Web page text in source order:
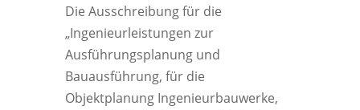
Die Ausschreibung für die
„Ingenieurleistungen zur
Ausführungsplanung und
Bauausführung, für die
Objektplanung Ingenieurbauwerke,